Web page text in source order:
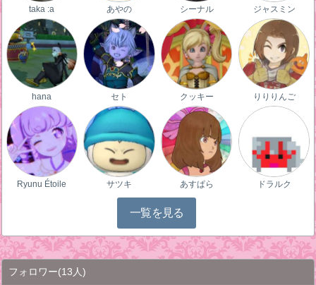
taka :a あやの シーナル ジャスミン
hana セト クッキー りりりんご
Ryunu Étoile サツキ あすぱら ドラルク
一覧を見る
フォロワー(13人)